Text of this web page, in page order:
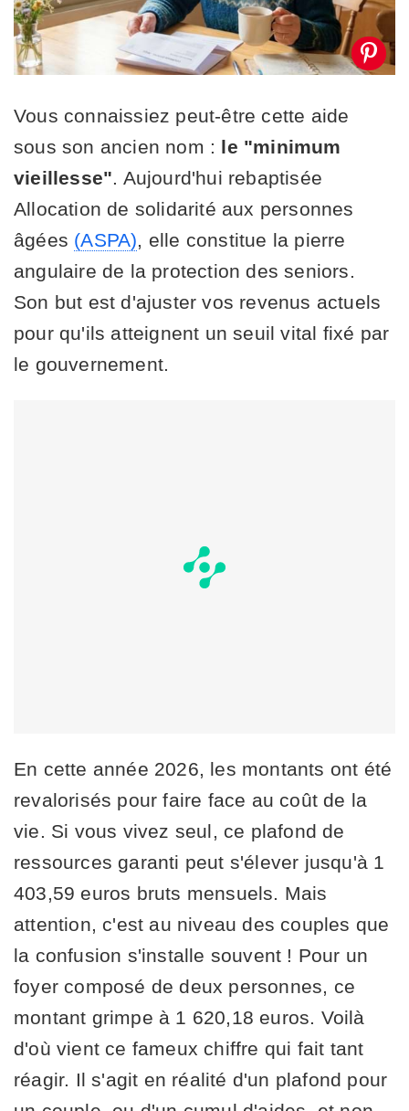
Vous connaissiez peut-être cette aide
sous son ancien nom : le "minimum
vieillesse". Aujourd'hui rebaptisée
Allocation de solidarité aux personnes
âgées (ASPA), elle constitue la pierre
angulaire de la protection des seniors.
Son but est d'ajuster vos revenus actuels
pour qu'ils atteignent un seuil vital fixé par
le gouvernement.
En cette année 2026, les montants ont été
revalorisés pour faire face au coût de la
vie. Si vous vivez seul, ce plafond de
ressources garanti peut s'élever jusqu'à 1
403,59 euros bruts mensuels. Mais
attention, c'est au niveau des couples que
la confusion s'installe souvent ! Pour un
foyer composé de deux personnes, ce
montant grimpe à 1 620,18 euros. Voilà
d'où vient ce fameux chiffre qui fait tant
réagir. Il s'agit en réalité d'un plafond pour